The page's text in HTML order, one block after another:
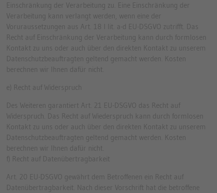
Einschränkung der Verarbeitung zu. Eine Einschränkung der
Verarbeitung kann verlangt werden, wenn eine der
Voruraussetzungen aus Art. 18 I lit. a-d EU-DSGVO zutrifft. Das
Recht auf Einschränkung der Verarbeitung kann durch formlosen
Kontakt zu uns oder auch über den direkten Kontakt zu unserem
Datenschutzbeauftragten geltend gemacht werden. Kosten
berechnen wir Ihnen dafür nicht.
e) Recht auf Widerspruch
Des Weiteren garantiert Art. 21 EU-DSGVO das Recht auf
Widerspruch. Das Recht auf Wiederspruch kann durch formlosen
Kontakt zu uns oder auch über den direkten Kontakt zu unserem
Datenschutzbeauftragten geltend gemacht werden. Kosten
berechnen wir Ihnen dafür nicht.
f) Recht auf Datenübertragbarkeit
Art. 20 EU-DSGVO gewährt dem Betroffenen ein Recht auf
Datenübertragbarkeit. Nach dieser Vorschrift hat die betroffene